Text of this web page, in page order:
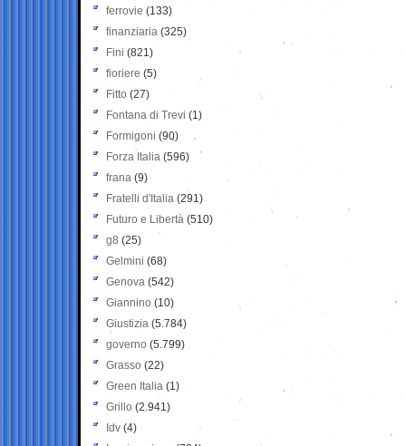
ferrovie (133)
finanziaria (325)
Fini (821)
fioriere (5)
Fitto (27)
Fontana di Trevi (1)
Formigoni (90)
Forza Italia (596)
frana (9)
Fratelli d'Italia (291)
Futuro e Libertà (510)
g8 (25)
Gelmini (68)
Genova (542)
Giannino (10)
Giustizia (5.784)
governo (5.799)
Grasso (22)
Green Italia (1)
Grillo (2.941)
Idv (4)